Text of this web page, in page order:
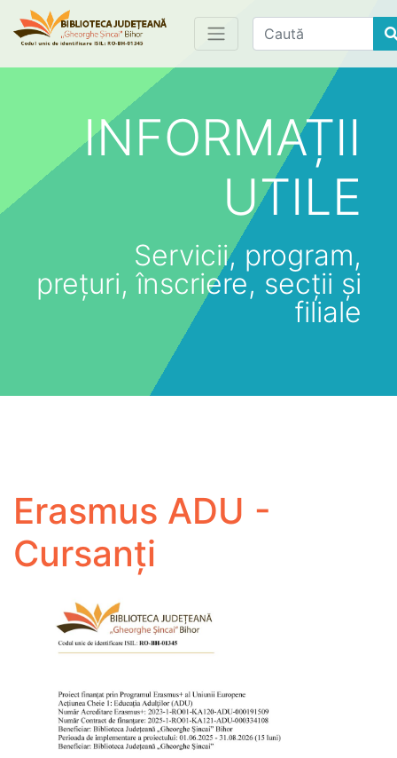
Find
INFORMAȚII
UTILE
Servicii, program,
prețuri, înscriere, secții și
filiale
Erasmus ADU -
Cursanți